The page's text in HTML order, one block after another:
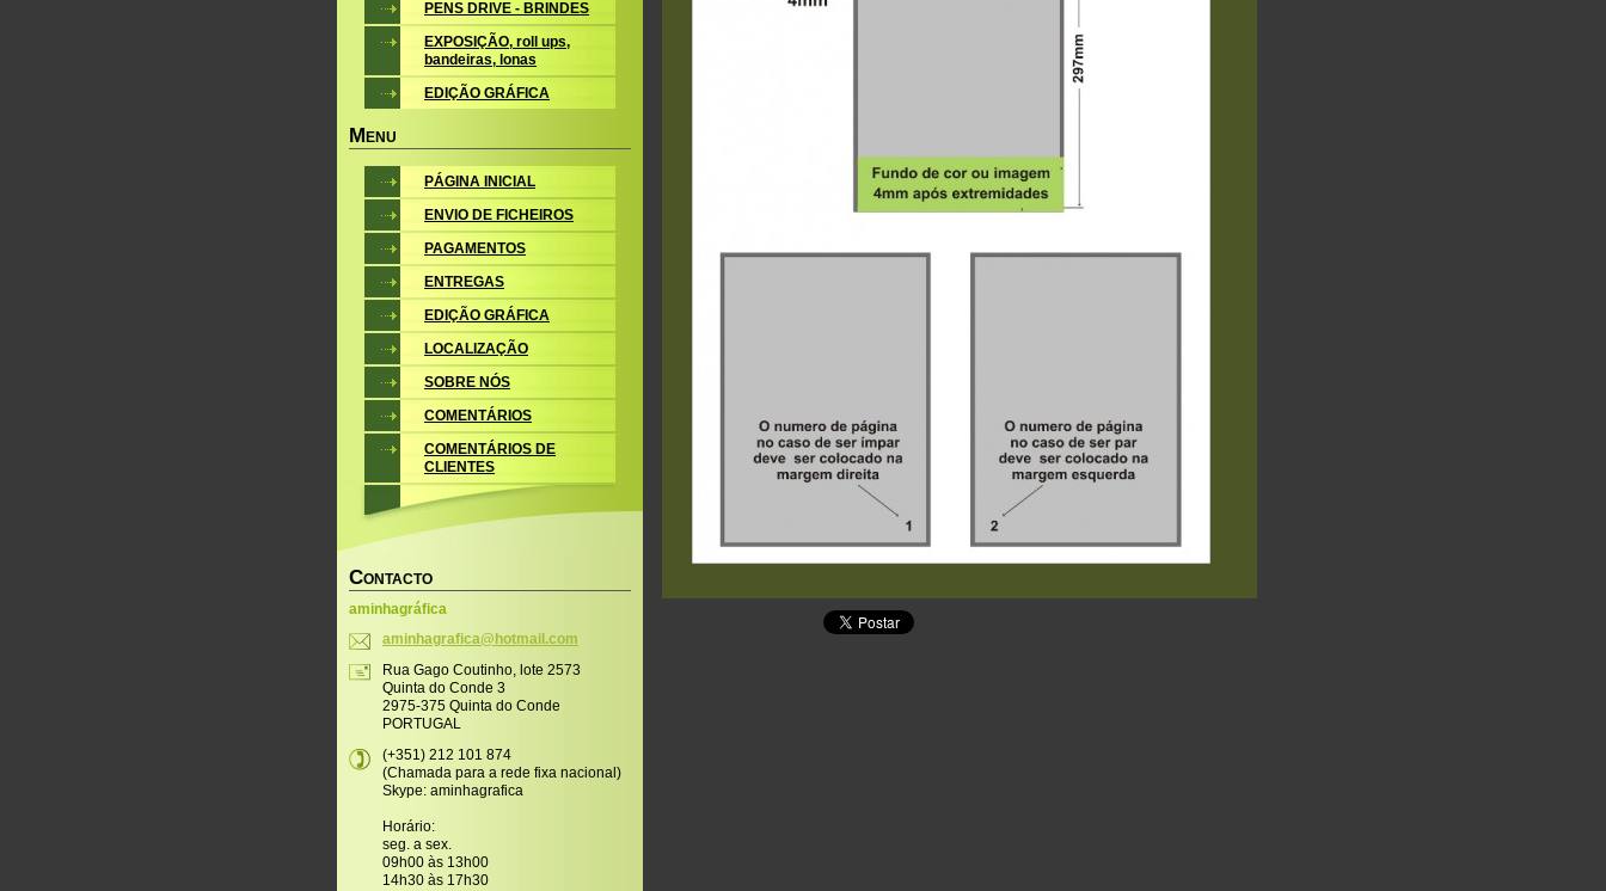
PENS DRIVE - BRINDES
EXPOSIÇÃO, roll ups,
bandeiras, lonas
EDIÇÃO GRÁFICA
M ENU
PÁGINA INICIAL
ENVIO DE FICHEIROS
PAGAMENTOS
ENTREGAS
EDIÇÃO GRÁFICA
LOCALIZAÇÃO
SOBRE NÓS
COMENTÁRIOS
COMENTÁRIOS DE
CLIENTES
CONTACTO
aminhagráfica
aminhagrafica@hotmail.com
Rua Gago Coutinho, lote 2573
Quinta do Conde 3
2975-375 Quinta do Conde
PORTUGAL
(+351) 212 101 874
(Chamada para a rede fixa nacional)
Skype: aminhagrafica
Horário:
seg. a sex.
09h00 às 13h00
14h30 às 17h30